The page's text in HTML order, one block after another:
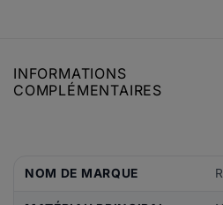
INFORMATIONS
COMPLÉMENTAIRES
NOM DE MARQUE